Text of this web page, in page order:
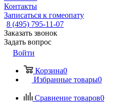
Контакты
Записаться к гомеопату
8 (495) 795-11-07
Заказать звонок
Задать вопрос
Войти
Корзина0
Избранные товары0
Сравнение товаров0